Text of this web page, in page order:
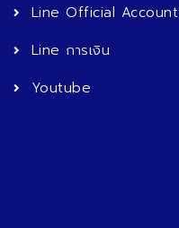
Line Official Account
Line การเงิน
Youtube